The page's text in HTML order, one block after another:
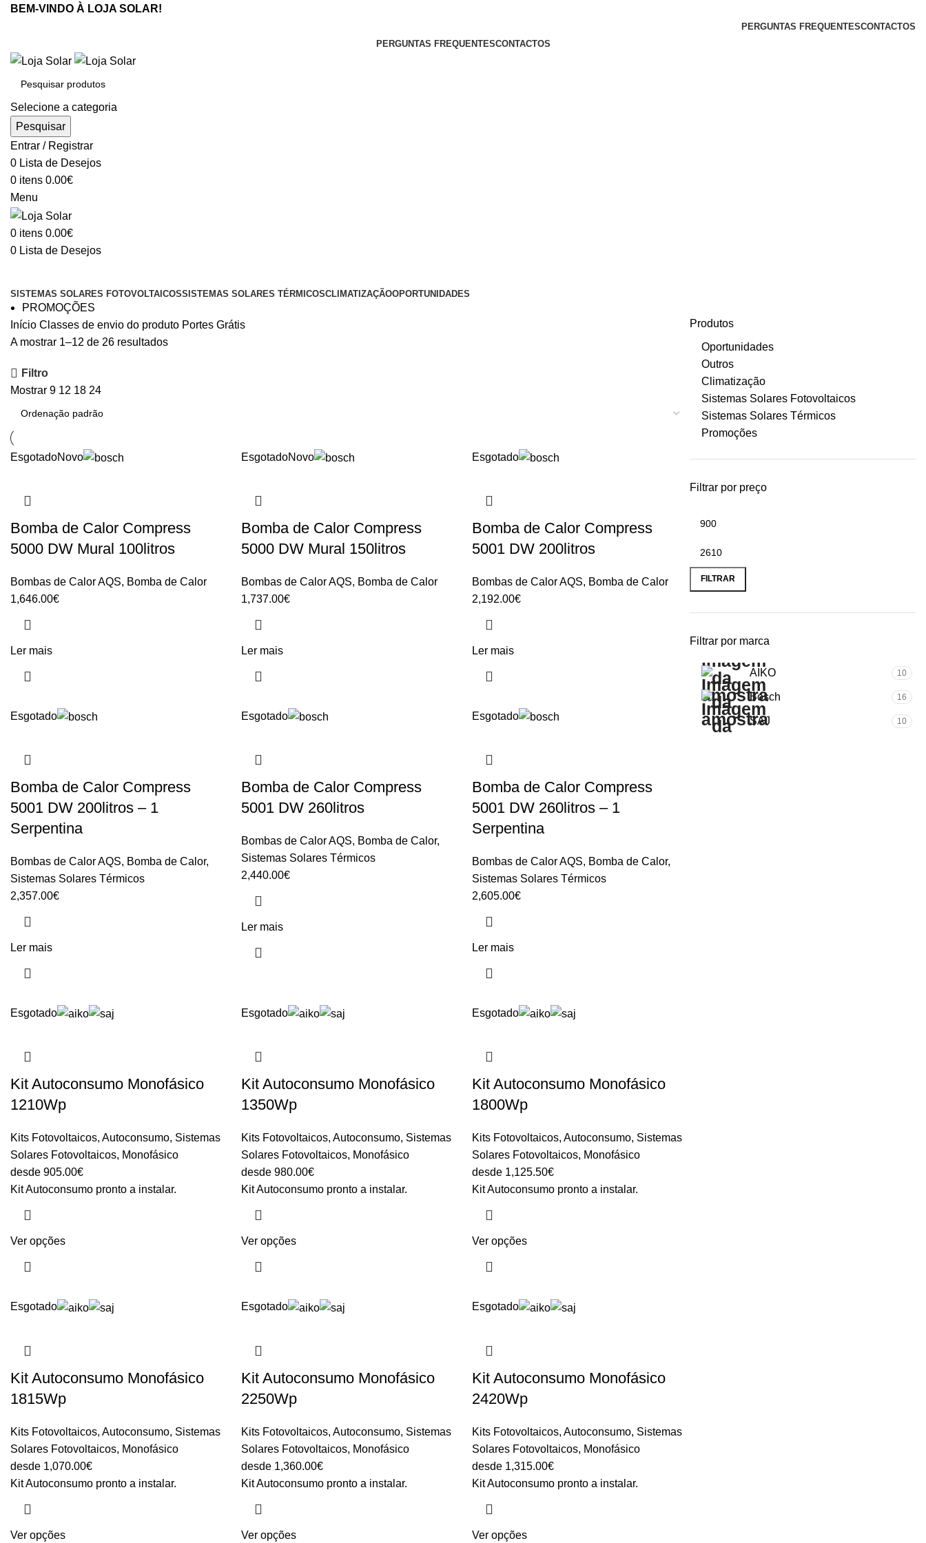
BEM-VINDO À LOJA SOLAR!
PERGUNTAS FREQUENTESCONTACTOS
PERGUNTAS FREQUENTESCONTACTOS
Selecione a categoria
Pesquisar
Entrar / Registrar
0 Lista de Desejos
0 itens 0.00€
Menu
0 itens 0.00€
0 Lista de Desejos
SISTEMAS SOLARES FOTOVOLTAICOSSISTEMAS SOLARES TÉRMICOSCLIMATIZAÇÃOOPORTUNIDADES
PROMOÇÕES
Produtos
Oportunidades
Outros
Climatização
Sistemas Solares Fotovoltaicos
Sistemas Solares Térmicos
Promoções
Filtrar por preço
FILTRAR
Filtrar por marca
AIKO 10
Bosch 16
SAJ 10
Início Classes de envio do produto Portes Grátis
A mostrar 1–12 de 26 resultados
Filtro
Mostrar 9 12 18 24
EsgotadoNovo
Bomba de Calor Compress
5000 DW Mural 100litros
Bombas de Calor AQS, Bomba de Calor
1,646.00€
Ler mais
EsgotadoNovo
Bomba de Calor Compress
5000 DW Mural 150litros
Bombas de Calor AQS, Bomba de Calor
1,737.00€
Ler mais
Esgotado
Bomba de Calor Compress
5001 DW 200litros
Bombas de Calor AQS, Bomba de Calor
2,192.00€
Ler mais
Esgotado
Bomba de Calor Compress
5001 DW 200litros – 1
Serpentina
Bombas de Calor AQS, Bomba de Calor,
Sistemas Solares Térmicos
2,357.00€
Ler mais
Esgotado
Bomba de Calor Compress
5001 DW 260litros
Bombas de Calor AQS, Bomba de Calor,
Sistemas Solares Térmicos
2,440.00€
Ler mais
Esgotado
Bomba de Calor Compress
5001 DW 260litros – 1
Serpentina
Bombas de Calor AQS, Bomba de Calor,
Sistemas Solares Térmicos
2,605.00€
Ler mais
Esgotado
Kit Autoconsumo Monofásico
1210Wp
Kits Fotovoltaicos, Autoconsumo, Sistemas
Solares Fotovoltaicos, Monofásico
desde 905.00€
Kit Autoconsumo pronto a instalar.
Ver opções
Esgotado
Kit Autoconsumo Monofásico
1350Wp
Kits Fotovoltaicos,Autoconsumo, Sistemas
Solares Fotovoltaicos, Monofásico
desde980.00€
Kit Autoconsumo pronto a instalar.
Ver opções
Esgotado
Kit Autoconsumo Monofásico
1800Wp
Kits Fotovoltaicos,Autoconsumo, Sistemas
Solares Fotovoltaicos, Monofásico
desde 1,125.50€
Kit Autoconsumo pronto a instalar.
Ver opções
Esgotado
Kit Autoconsumo Monofásico
1815Wp
Kits Fotovoltaicos, Autoconsumo, Sistemas
Solares Fotovoltaicos, Monofásico
desde 1,070.00€
Kit Autoconsumo pronto a instalar.
Ver opções
Esgotado
Kit Autoconsumo Monofásico
2250Wp
Kits Fotovoltaicos,Autoconsumo, Sistemas
Solares Fotovoltaicos, Monofásico
desde 1,360.00€
Kit Autoconsumo pronto a instalar.
Ver opções
Esgotado
Kit Autoconsumo Monofásico
2420Wp
Kits Fotovoltaicos,Autoconsumo, Sistemas
Solares Fotovoltaicos, Monofásico
desde 1,315.00€
Kit Autoconsumo pronto a instalar.
Ver opções